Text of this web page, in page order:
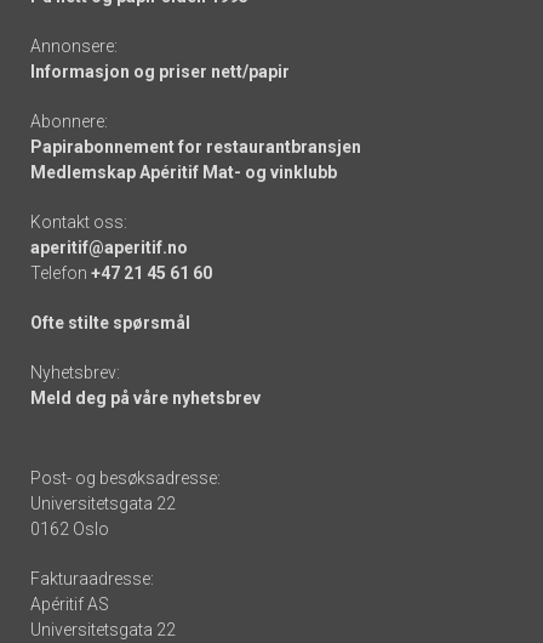
Annonsere:
Informasjon og priser nett/papir
Abonnere:
Papirabonnement for restaurantbransjen
Medlemskap Apéritif Mat- og vinklubb
Kontakt oss:
aperitif@aperitif.no
Telefon +47 21 45 61 60
Ofte stilte spørsmål
Nyhetsbrev:
Meld deg på våre nyhetsbrev
Post- og besøksadresse:
Universitetsgata 22
0162 Oslo
Fakturaadresse:
Apéritif AS
Universitetsgata 22